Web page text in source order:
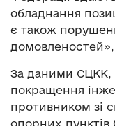
обладнання
є також
домовленостей»,
За даними СЦКК,
покращення
противником зі
опорних пунктів